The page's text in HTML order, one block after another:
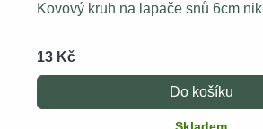
Kovový kruh na lapače snů 6cm nikl
13 Kč
Do košíku